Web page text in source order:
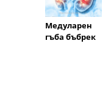
Медуларен
гъба бъбрек